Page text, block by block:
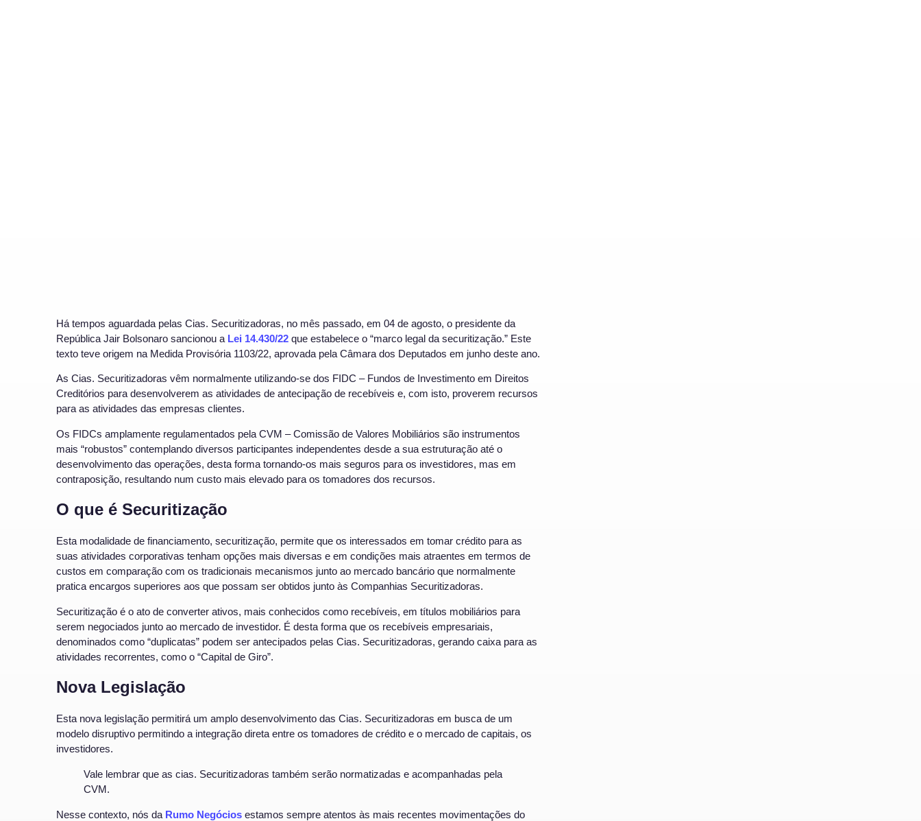
Há tempos aguardada pelas Cias. Securitizadoras, no mês passado, em 04 de agosto, o presidente da
República Jair Bolsonaro sancionou a Lei 14.430/22 que estabelece o “marco legal da securitização.” Este
texto teve origem na Medida Provisória 1103/22, aprovada pela Câmara dos Deputados em junho deste ano.
As Cias. Securitizadoras vêm normalmente utilizando-se dos FIDC – Fundos de Investimento em Direitos
Creditórios para desenvolverem as atividades de antecipação de recebíveis e, com isto, proverem recursos
para as atividades das empresas clientes.
Os FIDCs amplamente regulamentados pela CVM – Comissão de Valores Mobiliários são instrumentos
mais “robustos” contemplando diversos participantes independentes desde a sua estruturação até o
desenvolvimento das operações, desta forma tornando-os mais seguros para os investidores, mas em
contraposição, resultando num custo mais elevado para os tomadores dos recursos.
O que é Securitização
Esta modalidade de financiamento, securitização, permite que os interessados em tomar crédito para as
suas atividades corporativas tenham opções mais diversas e em condições mais atraentes em termos de
custos em comparação com os tradicionais mecanismos junto ao mercado bancário que normalmente
pratica encargos superiores aos que possam ser obtidos junto às Companhias Securitizadoras.
Securitização é o ato de converter ativos, mais conhecidos como recebíveis, em títulos mobiliários para
serem negociados junto ao mercado de investidor. É desta forma que os recebíveis empresariais,
denominados como “duplicatas” podem ser antecipados pelas Cias. Securitizadoras, gerando caixa para as
atividades recorrentes, como o “Capital de Giro”.
Nova Legislação
Esta nova legislação permitirá um amplo desenvolvimento das Cias. Securitizadoras em busca de um
modelo disruptivo permitindo a integração direta entre os tomadores de crédito e o mercado de capitais, os
investidores.
Vale lembrar que as cias. Securitizadoras também serão normatizadas e acompanhadas pela
CVM.
Nesse contexto, nós da Rumo Negócios estamos sempre atentos às mais recentes movimentações do